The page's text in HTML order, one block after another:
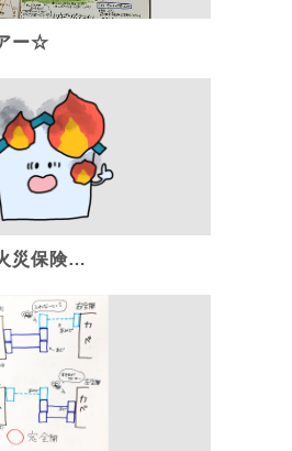
ー☆
災保険…